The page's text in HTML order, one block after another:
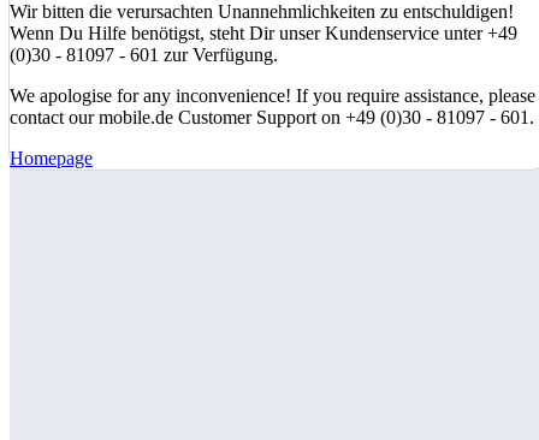
Wir bitten die verursachten Unannehmlichkeiten zu entschuldigen!
Wenn Du Hilfe benötigst, steht Dir unser Kundenservice unter +49
(0)30 - 81097 - 601 zur Verfügung.
We apologise for any inconvenience! If you require assistance, please
contact our mobile.de Customer Support on +49 (0)30 - 81097 - 601.
Homepage